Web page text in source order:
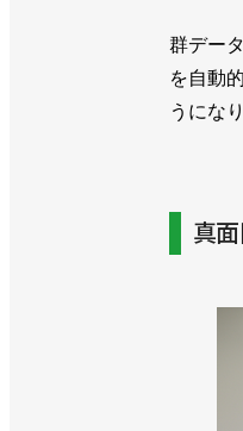
群デー
を自動
うにな
真